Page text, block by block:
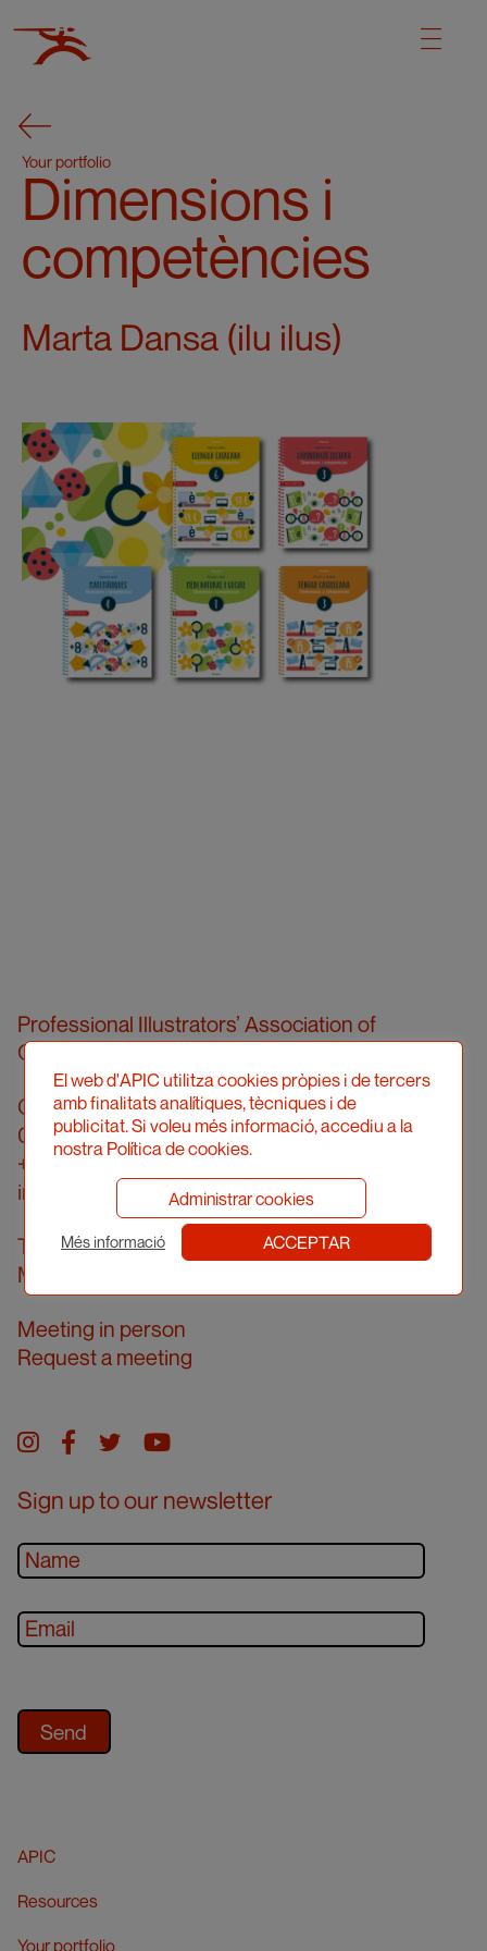
Your portfolio
Dimensions i
competències
Marta Dansa (ilu ilus)
Professional Illustrators’ Association of
Catalonia (hereinafter, APIC)
Carrer Londres, 96, pral. 2a
08036 Barcelona
+34 934 161 474
info@apic.cat
Telephone answering hours
Monday to Friday from 10.00 am to 2.00 pm
Meeting in person
Request a meeting
Instagram
facebook
twitteryoutube
Sign up to our newsletter
APIC
Resources
Your portfolio
El web d'APIC utilitza cookies pròpies i de tercers
amb finalitats analítiques, tècniques i de
publicitat. Si voleu més informació, accediu a la
nostra Política de cookies.
Administrar cookies
Més informació ACCEPTAR